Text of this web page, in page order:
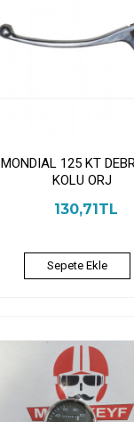
MONDIAL 125 KT
KOLU ORJ
130,71TL
Sepete Ekle